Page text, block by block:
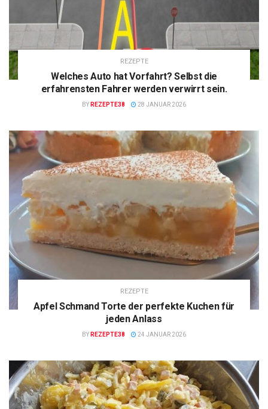
REZEPTE
Welches Auto hat Vorfahrt? Selbst die
erfahrensten Fahrer werden verwirrt sein.
BY REZEPTE38 28 JANUAR 2026
REZEPTE
Apfel Schmand Torte der perfekte Kuchen für
jeden Anlass
BY REZEPTE38 24 JANUAR 2026